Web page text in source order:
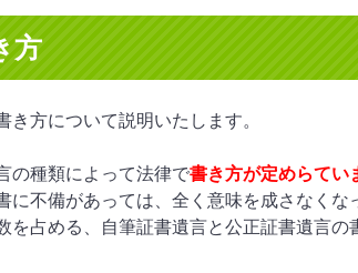
方
き方について説明いたします。
の種類によって法律で書き方が定めらてい
に不備があっては、全く意味を成さなくな
を占める、自筆証書遺言と公正証書遺言